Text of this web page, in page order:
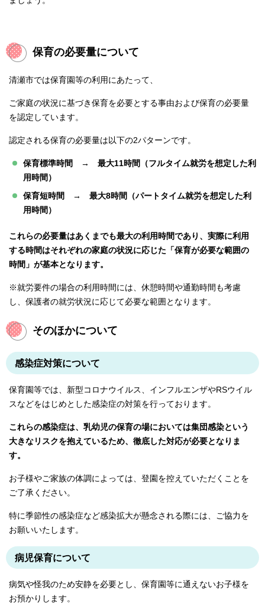
保育の必要量について
清瀬市では保育園等の利用にあたって、
ご家庭の状況に基づき保育を必要とする事由および保育の必要量
を認定しています。
認定される保育の必要量は以下の2パターンです。
保育標準時間 → 最大11時間（フルタイム就労を想定した利
用時間）
保育短時間 → 最大8時間（パートタイム就労を想定した利
用時間）
これらの必要量はあくまでも最大の利用時間であり、実際に利用
する時間はそれぞれの家庭の状況に応じた「保育が必要な範囲の
時間」が基本となります。
※就労要件の場合の利用時間には、休憩時間や通勤時間も考慮
し、保護者の就労状況に応じて必要な範囲となります。
そのほかについて
感染症対策について
保育園等では、新型コロナウイルス、インフルエンザやRSウイル
スなどをはじめとした感染症の対策を行っております。
これらの感染症は、乳幼児の保育の場においては集団感染という
大きなリスクを抱えているため、徹底した対応が必要となりま
す。
お子様やご家族の体調によっては、登園を控えていただくことを
ご了承ください。
特に季節性の感染症など感染拡大が懸念される際には、ご協力を
お願いいたします。
病児保育について
病気や怪我のため安静を必要とし、保育園等に通えないお子様を
お預かりします。